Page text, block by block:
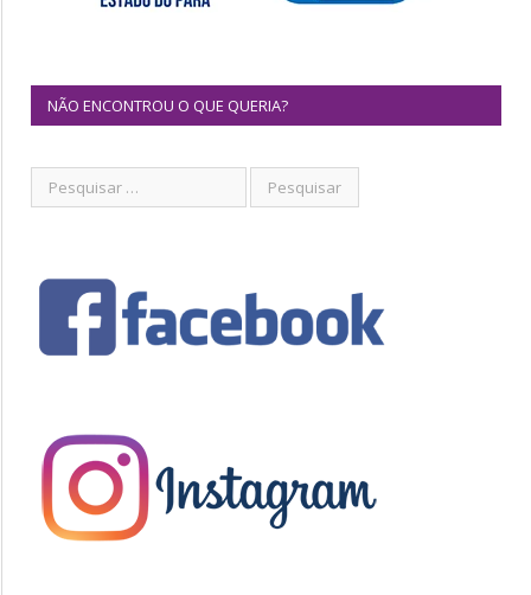
NÃO ENCONTROU O QUE QUERIA?